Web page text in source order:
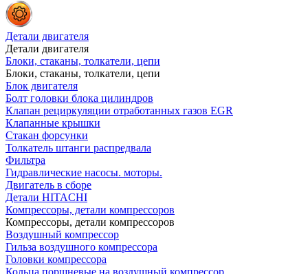
Детали двигателя
Детали двигателя
Блоки, стаканы, толкатели, цепи
Блоки, стаканы, толкатели, цепи
Блок двигателя
Болт головки блока цилиндров
Клапан рециркуляции отработанных газов EGR
Клапанные крышки
Стакан форсунки
Толкатель штанги распредвала
Фильтра
Гидравлические насосы. моторы.
Двигатель в сборе
Детали HITACHI
Компрессоры, детали компрессоров
Компрессоры, детали компрессоров
Воздушный компрессор
Гильза воздушного компрессора
Головки компрессора
Кольца поршневые на воздушный компрессор